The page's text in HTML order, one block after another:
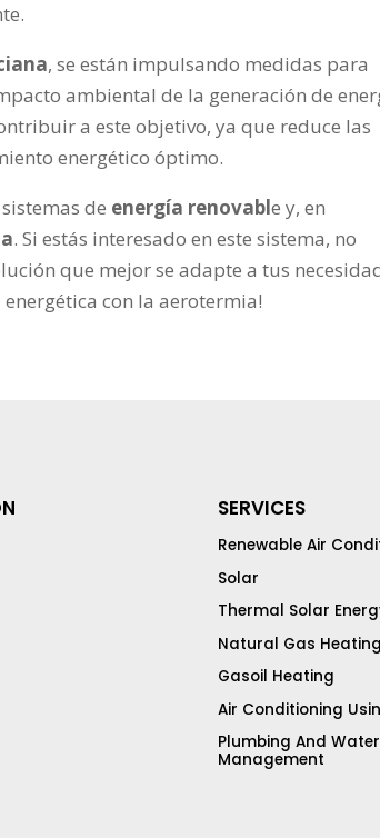
, se están impulsando medidas para
ambiental de la generación de
a este objetivo, ya que reduce las
energético óptimo.
de energía renovable y, en
. Si estás interesado en este sistema, no
que mejor se adapte a tus
con la aerotermia!
SERVICES
Renewable Air
Solar
Thermal Solar
Natural Gas Heating
Gasoil Heating
Air Conditioning
Plumbing And Water
Management